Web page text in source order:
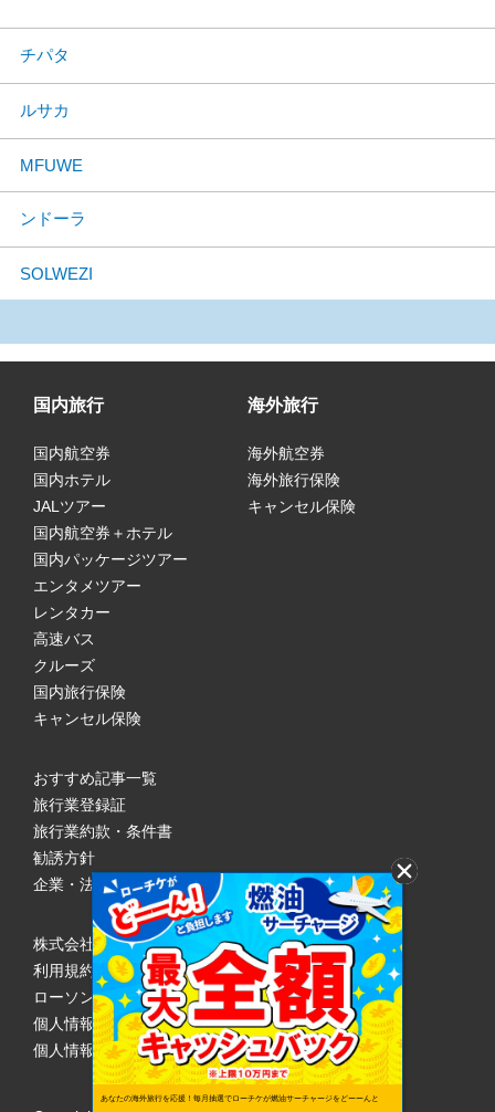
チパタ
ルサカ
MFUWE
ンドーラ
SOLWEZI
国内旅行
国内航空券
国内ホテル
JALツアー
国内航空券＋ホテル
国内パッケージツアー
エンタメツアー
レンタカー
高速バス
クルーズ
国内旅行保険
キャンセル保険
海外旅行
海外航空券
海外旅行保険
キャンセル保険
おすすめ記事一覧
旅行業登録証
旅行業約款・条件書
勧誘方針
企業・法人のみなさまへ
株式会社ローソンエンタテインメント
利用規約
ローソンWEB会員規約
個人情報の取り扱いについて
個人情報保護方針
あなたの海外旅行を応援！毎月抽選でローチケが燃油サーチャージをどーーんと